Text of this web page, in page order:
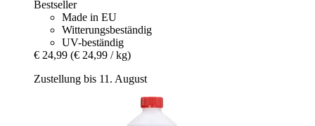
Bestseller
Made in EU
Witterungsbeständig
UV-beständig
€ 24,99 (€ 24,99 / kg)
Zustellung bis 11. August